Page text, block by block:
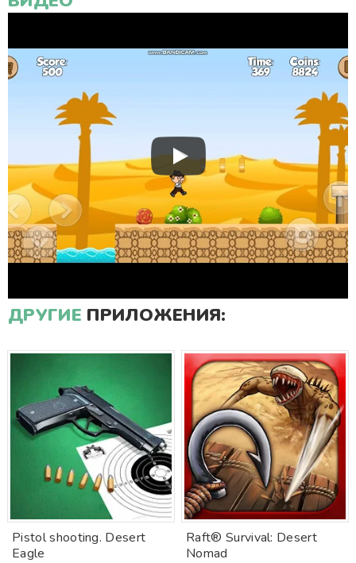
ДРУГИЕ ПРИЛОЖЕНИЯ:
Pistol shooting. Desert
Eagle
Raft® Survival: Desert
Nomad